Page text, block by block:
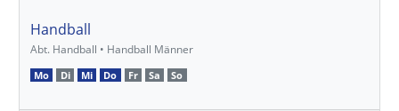
Handball
Abt. Handball • Handball Männer
Mo Di Mi Do Fr Sa So